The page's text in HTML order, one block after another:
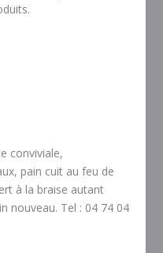
conviviale,
pain cuit au feu de
à la braise autant
nouveau. Tel : 04 74 04